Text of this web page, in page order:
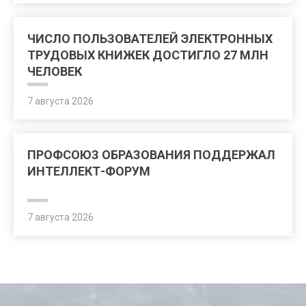
ЧИСЛО ПОЛЬЗОВАТЕЛЕЙ ЭЛЕКТРОННЫХ
ТРУДОВЫХ КНИЖЕК ДОСТИГЛО 27 МЛН
ЧЕЛОВЕК
7 августа 2026
ПРОФСОЮЗ ОБРАЗОВАНИЯ ПОДДЕРЖАЛ
ИНТЕЛЛЕКТ-ФОРУМ
7 августа 2026